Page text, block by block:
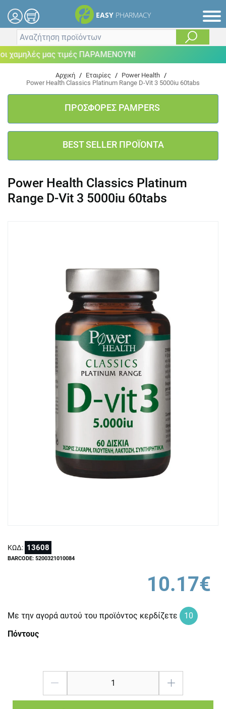
EASY PHARMACY
μας τιμές ΠΑΡΑΜΕΝΟΥΝ!
Αρχική / Εταιρίες / Power Health /
Power Health Classics Platinum Range D-Vit 3 5000iu 60tabs
ΠΡΟΣΦΟΡΕΣ PAMPERS
BEST SELLER ΠΡΟΪΟΝΤΑ
Power Health Classics Platinum
Range D-Vit 3 5000iu 60tabs
ΚΩΔ: 13608
BARCODE: 5200321010084
10.17€
Με την αγορά αυτού του προϊόντος κερδίζετε
10
Πόντους